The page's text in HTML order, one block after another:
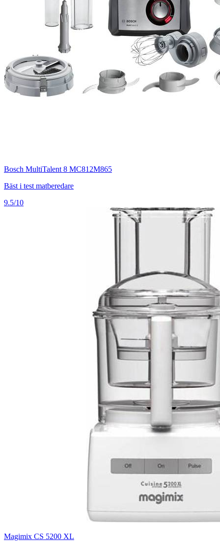
Bosch MultiTalent 8 MC812M865
Bäst i test matberedare
9.5/10
Magimix CS 5200 XL